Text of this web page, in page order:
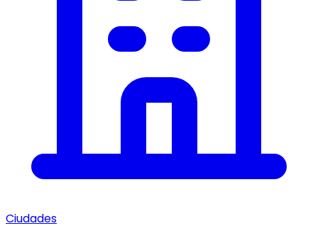
Ciudades